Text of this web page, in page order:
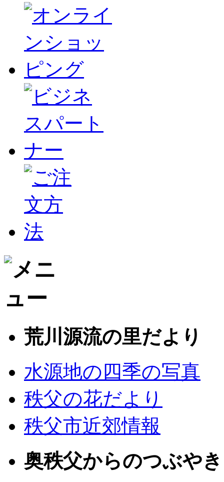
荒川源流の里だより
水源地の四季の写真
秩父の花だより
秩父市近郊情報
奥秩父からのつぶやき